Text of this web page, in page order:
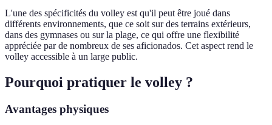
L'une des spécificités du volley est qu'il peut être joué dans
différents environnements, que ce soit sur des terrains extérieurs,
dans des gymnases ou sur la plage, ce qui offre une flexibilité
appréciée par de nombreux de ses aficionados. Cet aspect rend le
volley accessible à un large public.
Pourquoi pratiquer le volley ?
Avantages physiques